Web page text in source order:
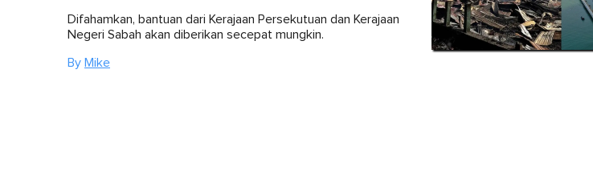
Difahamkan, bantuan dari Kerajaan Persekutuan dan Kerajaan
Negeri Sabah akan diberikan secepat mungkin.
By Mike